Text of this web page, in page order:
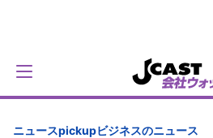
ニュースpickupビジネスのニュース